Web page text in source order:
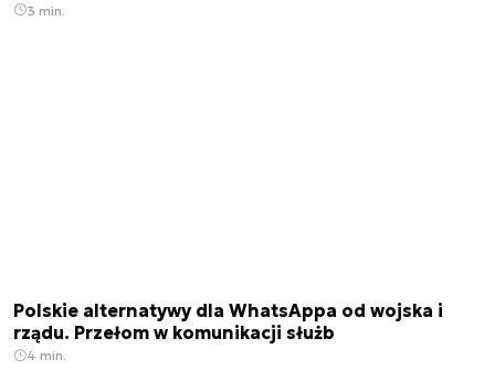
3 min.
Polskie alternatywy dla WhatsAppa od wojska i
rządu. Przełom w komunikacji służb
4 min.